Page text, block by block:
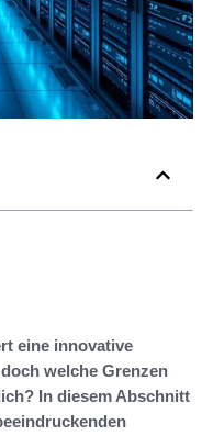
eine innovative
welche Grenzen
In diesem Abschnitt